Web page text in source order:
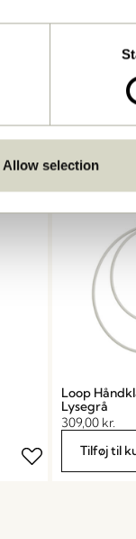
Allow selection
Loop
Lysegrå
309,00 kr.
Tilføj til